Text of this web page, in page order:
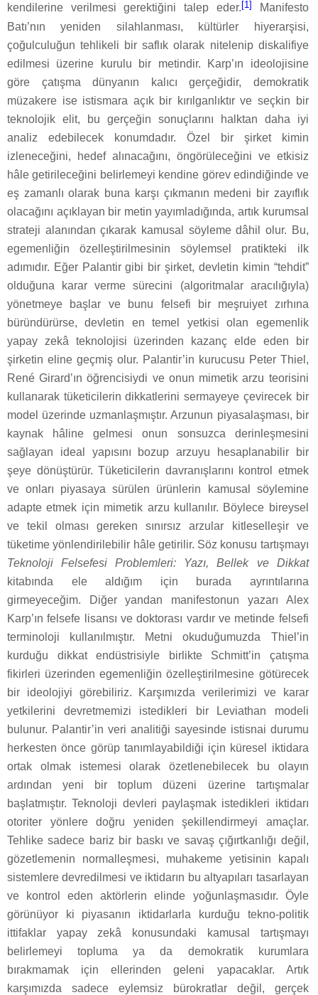
kendilerine verilmesi gerektiğini talep eder.[1]
Manifesto
Batı’nın yeniden silahlanması, kültürler hiyerarşisi,
çoğulculuğun tehlikeli bir saflık olarak nitelenip diskalifiye
edilmesi üzerine kurulu bir metindir. Karp’ın ideolojisine
göre çatışma dünyanın kalıcı gerçeğidir, demokratik
müzakere ise istismara açık bir kırılganlıktır ve seçkin bir
teknolojik elit, bu gerçeğin sonuçlarını halktan daha iyi
analiz edebilecek konumdadır. Özel bir şirket kimin
izleneceğini, hedef alınacağını, öngörüleceğini ve etkisiz
hâle getirileceğini belirlemeyi kendine görev edindiğinde ve
eş zamanlı olarak buna karşı çıkmanın medeni bir zayıflık
olacağını açıklayan bir metin yayımladığında, artık kurumsal
strateji alanından çıkarak kamusal söyleme dâhil olur. Bu,
egemenliğin özelleştirilmesinin söylemsel pratikteki ilk
adımıdır. Eğer Palantir gibi bir şirket, devletin kimin “tehdit”
olduğuna karar verme sürecini (algoritmalar aracılığıyla)
yönetmeye başlar ve bunu felsefi bir meşruiyet zırhına
büründürürse, devletin en temel yetkisi olan egemenlik
yapay zekâ teknolojisi üzerinden kazanç elde eden bir
şirketin eline geçmiş olur. Palantir’in kurucusu Peter Thiel,
René Girard’ın öğrencisiydi ve onun mimetik arzu teorisini
kullanarak tüketicilerin dikkatlerini sermayeye çevirecek bir
model üzerinde uzmanlaşmıştır. Arzunun piyasalaşması, bir
kaynak hâline gelmesi onun sonsuzca derinleşmesini
sağlayan ideal yapısını bozup arzuyu hesaplanabilir bir
şeye dönüştürür. Tüketicilerin davranışlarını kontrol etmek
ve onları piyasaya sürülen ürünlerin kamusal söylemine
adapte etmek için mimetik arzu kullanılır. Böylece bireysel
ve tekil olması gereken sınırsız arzular kitleselleşir ve
tüketime yönlendirilebilir hâle getirilir. Söz konusu tartışmayı
Teknoloji Felsefesi Problemleri: Yazı, Bellek ve Dikkat
kitabında ele aldığım için burada ayrıntılarına
girmeyeceğim. Diğer yandan manifestonun yazarı Alex
Karp’ın felsefe lisansı ve doktorası vardır ve metinde felsefi
terminoloji kullanılmıştır. Metni okuduğumuzda Thiel’in
kurduğu dikkat endüstrisiyle birlikte Schmitt’in çatışma
fikirleri üzerinden egemenliğin özelleştirilmesine götürecek
bir ideolojiyi görebiliriz. Karşımızda verilerimizi ve karar
yetkilerini devretmemizi istedikleri bir Leviathan modeli
bulunur. Palantir’in veri analitiği sayesinde istisnai durumu
herkesten önce görüp tanımlayabildiği için küresel iktidara
ortak olmak istemesi olarak özetlenebilecek bu olayın
ardından yeni bir toplum düzeni üzerine tartışmalar
başlatmıştır. Teknoloji devleri paylaşmak istedikleri iktidarı
otoriter yönlere doğru yeniden şekillendirmeyi amaçlar.
Tehlike sadece bariz bir baskı ve savaş çığırtkanlığı değil,
gözetlemenin normalleşmesi, muhakeme yetisinin kapalı
sistemlere devredilmesi ve iktidarın bu altyapıları tasarlayan
ve kontrol eden aktörlerin elinde yoğunlaşmasıdır. Öyle
görünüyor ki piyasanın iktidarlarla kurduğu tekno-politik
ittifaklar yapay zekâ konusundaki kamusal tartışmayı
belirlemeyi topluma ya da demokratik kurumlara
bırakmamak için ellerinden geleni yapacaklar. Artık
karşımızda sadece eylemsiz bürokratlar değil, gerçek